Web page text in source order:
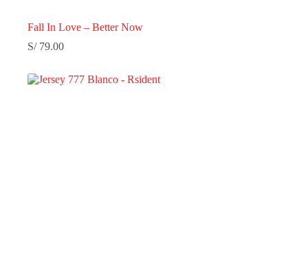
Fall In Love – Better Now
S/79.00